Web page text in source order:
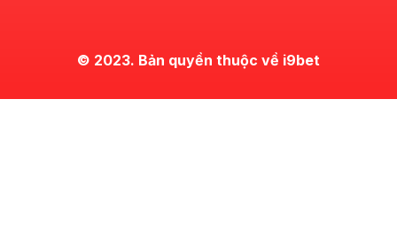
© 2023. Bản quyền thuộc về i9bet